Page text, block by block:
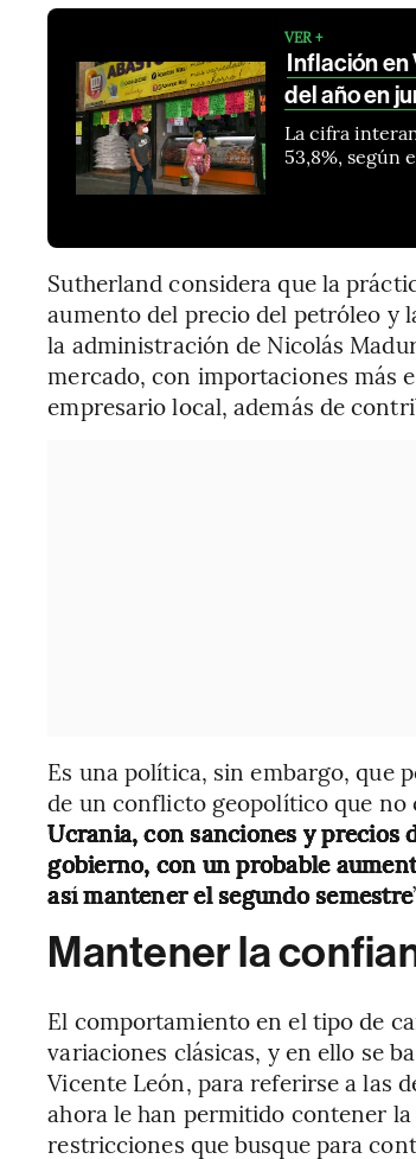
VER +
Inflación en
del año en
La cifra
53,8%, según
Sutherland considera que la
aumento del precio del petróleo y
la administración de Nicolás
mercado, con importaciones más
empresario local, además de
Es una política, sin embargo, que
de un conflicto geopolítico que
Ucrania, con sanciones y precios
gobierno, con un probable
así mantener el segundo semestre
Mantener la
El comportamiento en el tipo de
variaciones clásicas, y en ello se
Vicente León, para referirse a las
ahora le han permitido contener
restricciones que busque para